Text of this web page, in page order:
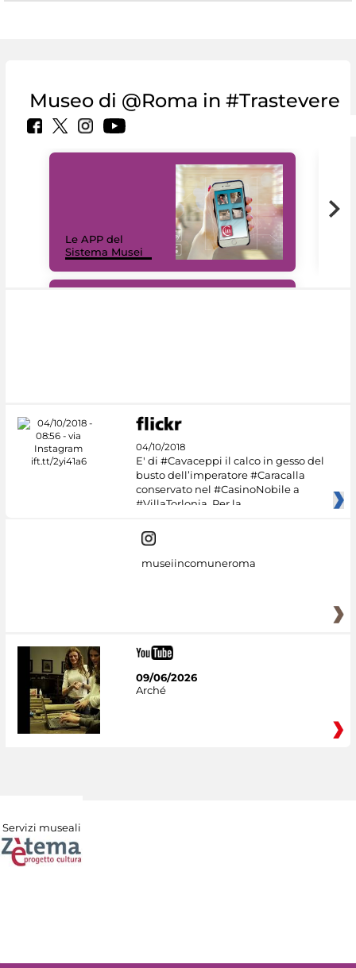
Museo di @Roma in #Trastevere
Le APP del
Sistema Musei
04/10/2018
E' di #Cavaceppi il calco in gesso del
busto dell’imperatore #Caracalla
conservato nel #CasinoNobile a
#VillaTorlonia. Per la
museiincomuneroma
09/06/2026
Arché
Servizi museali